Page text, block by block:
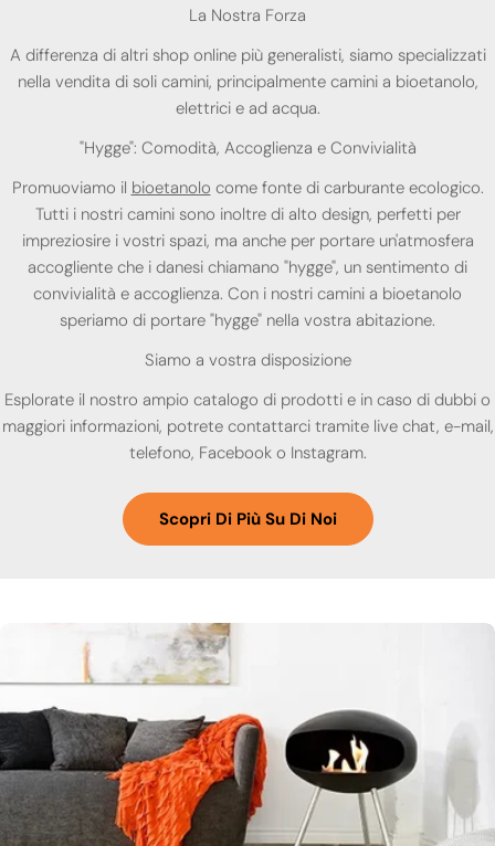
La Nostra Forza
A differenza di altri shop online più generalisti, siamo specializzati
nella vendita di soli camini, principalmente camini a bioetanolo,
elettrici e ad acqua.
"Hygge": Comodità, Accoglienza e Convivialità
Promuoviamo il bioetanolo come fonte di carburante ecologico.
Tutti i nostri camini sono inoltre di alto design, perfetti per
impreziosire i vostri spazi, ma anche per portare un'atmosfera
accogliente che i danesi chiamano "hygge", un sentimento di
convivialità e accoglienza. Con i nostri camini a bioetanolo
speriamo di portare "hygge" nella vostra abitazione.
Siamo a vostra disposizione
Esplorate il nostro ampio catalogo di prodotti e in caso di dubbi o
maggiori informazioni, potrete contattarci tramite live chat, e-mail,
telefono, Facebook o Instagram.
Scopri Di Più Su Di Noi